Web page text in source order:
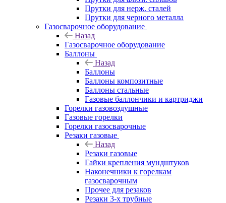
Прутки для нерж. сталей
Прутки для черного металла
Газосварочное оборудование
Назад
Газосварочное оборудование
Баллоны
Назад
Баллоны
Баллоны композитные
Баллоны стальные
Газовые баллончики и картриджи
Горелки газовоздушные
Газовые горелки
Горелки газосварочные
Резаки газовые
Назад
Резаки газовые
Гайки крепления мундштуков
Наконечники к горелкам
газосварочным
Прочее для резаков
Резаки 3-х трубные